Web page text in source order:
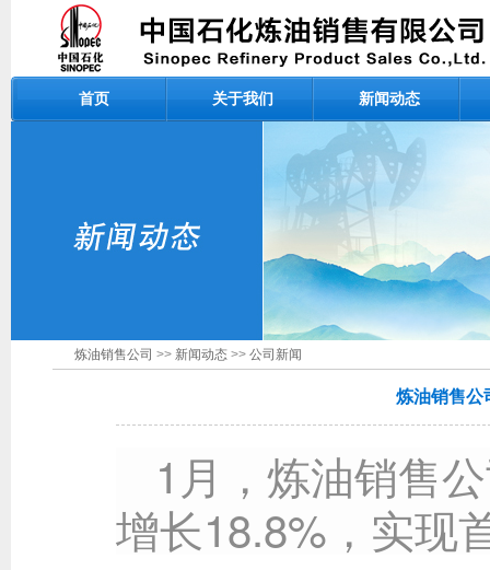
首页 关于我们 新闻动态
炼油销售公司 >> 新闻动态 >> 公司新闻
炼油销售公
1月，炼油销售
增长18.8%，实现